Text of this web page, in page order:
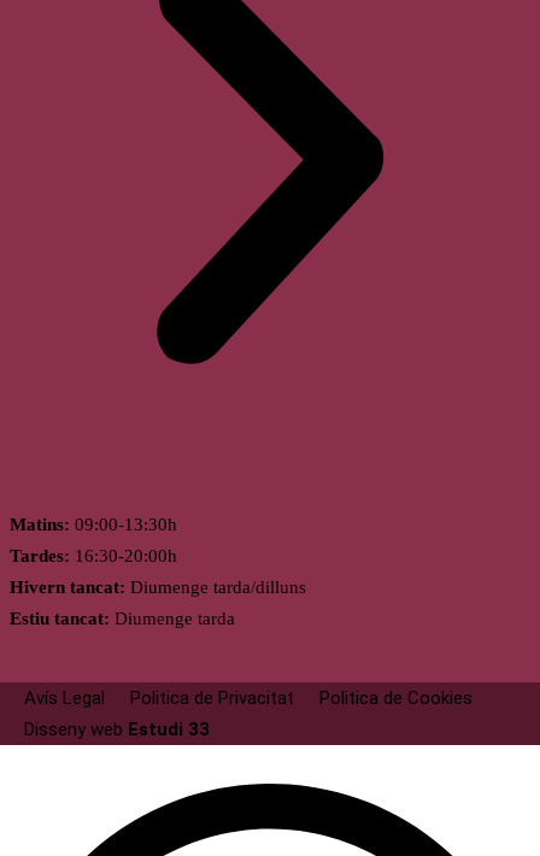
Matins: 09:00-13:30h
Tardes: 16:30-20:00h
Hivern tancat: Diumenge tarda/dilluns
Estiu tancat: Diumenge tarda
Avís Legal Politica de Privacitat
Politica de Cookies
Disseny web Estudi 33